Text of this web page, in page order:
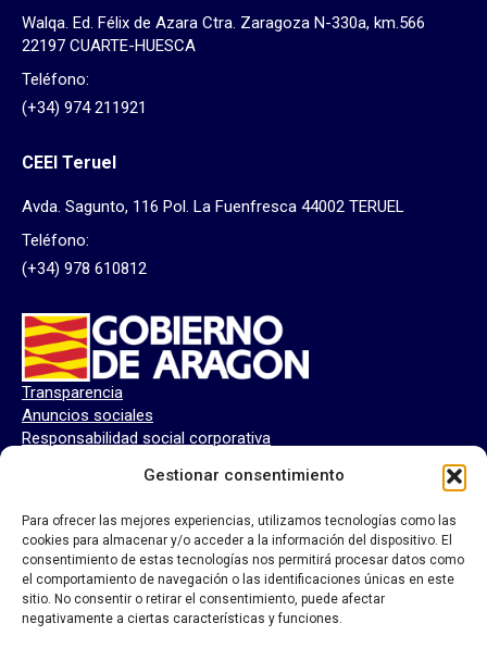
Gestionar consentimiento
Para ofrecer las mejores experiencias, utilizamos tecnologías como las
cookies para almacenar y/o acceder a la información del dispositivo. El
consentimiento de estas tecnologías nos permitirá procesar datos como
el comportamiento de navegación o las identificaciones únicas en este
sitio. No consentir o retirar el consentimiento, puede afectar
negativamente a ciertas características y funciones.
in
new
window
in
new
window
in
new
in
new
Walqa. Ed. Félix de Azara Ctra. Zaragoza N-330a, km.566
22197 CUARTE-HUESCA
Teléfono:
(+34) 974 211921
CEEI Teruel
Avda. Sagunto, 116 Pol. La Fuenfresca 44002 TERUEL
Teléfono:
(+34) 978 610812
Transparencia
Anuncios sociales
Responsabilidad social corporativa